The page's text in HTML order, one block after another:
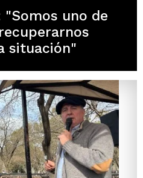
"Somos uno de
situación"